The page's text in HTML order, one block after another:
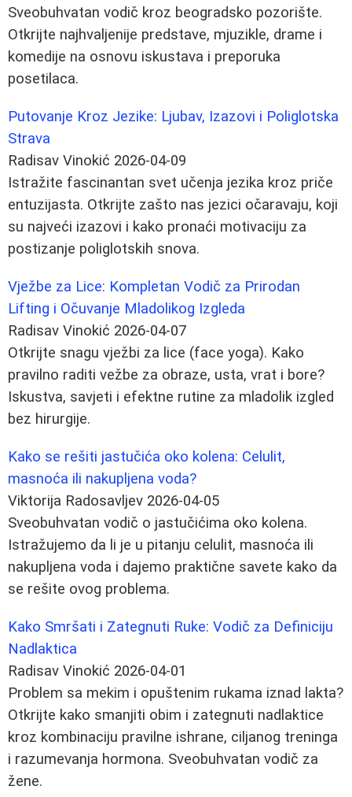
Sveobuhvatan vodič kroz beogradsko pozorište.
Otkrijte najhvaljenije predstave, mjuzikle, drame i
komedije na osnovu iskustava i preporuka
posetilaca.
Putovanje Kroz Jezike: Ljubav, Izazovi i Poliglotska
Strava
Radisav Vinokić 2026-04-09
Istražite fascinantan svet učenja jezika kroz priče
entuzijasta. Otkrijte zašto nas jezici očaravaju, koji
su najveći izazovi i kako pronaći motivaciju za
postizanje poliglotskih snova.
Vježbe za Lice: Kompletan Vodič za Prirodan
Lifting i Očuvanje Mladolikog Izgleda
Radisav Vinokić 2026-04-07
Otkrijte snagu vježbi za lice (face yoga). Kako
pravilno raditi vežbe za obraze, usta, vrat i bore?
Iskustva, savjeti i efektne rutine za mladolik izgled
bez hirurgije.
Kako se rešiti jastučića oko kolena: Celulit,
masnoća ili nakupljena voda?
Viktorija Radosavljev 2026-04-05
Sveobuhvatan vodič o jastučićima oko kolena.
Istražujemo da li je u pitanju celulit, masnoća ili
nakupljena voda i dajemo praktične savete kako da
se rešite ovog problema.
Kako Smršati i Zategnuti Ruke: Vodič za Definiciju
Nadlaktica
Radisav Vinokić 2026-04-01
Problem sa mekim i opuštenim rukama iznad lakta?
Otkrijte kako smanjiti obim i zategnuti nadlaktice
kroz kombinaciju pravilne ishrane, ciljanog treninga
i razumevanja hormona. Sveobuhvatan vodič za
žene.